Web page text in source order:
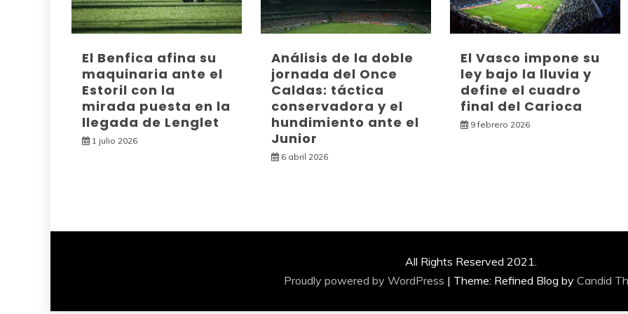
El Benfica afina su
maquinaria ante el
Estoril con la
mirada puesta en la
llegada de Lenglet
1 julio 2026
Análisis de la doble
jornada del Once
Caldas: táctica
conservadora y el
hundimiento ante el
Junior
6 abril 2026
El Vasco impone su
ley bajo la lluvia y
define el cuadro
final del Carioca
9 febrero 2026
All Rights Reserved 2021.
Proudly powered by WordPress | Theme: Refined Blog by Candid